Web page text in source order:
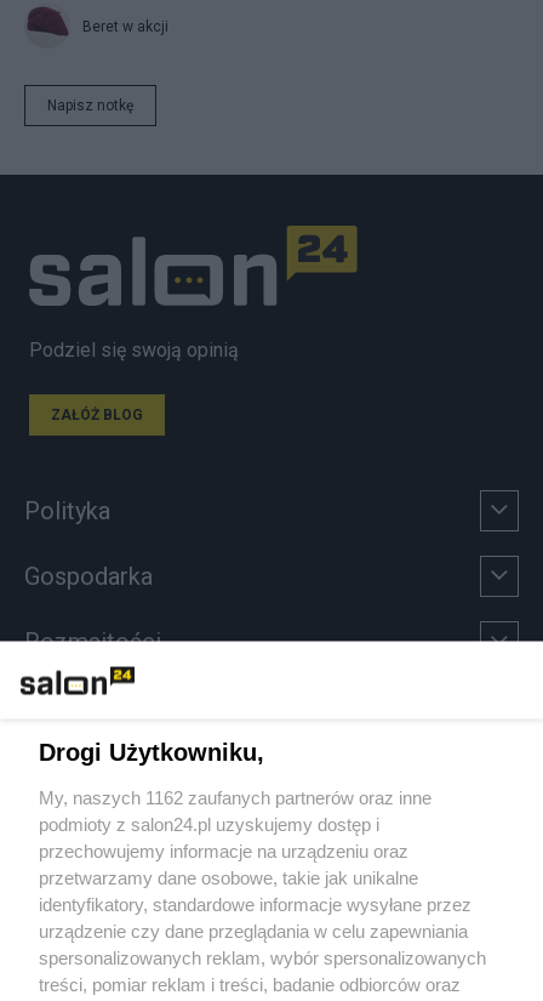
Beret w akcji
Napisz notkę
Podziel się swoją opinią
ZAŁÓŻ BLOG
Polityka
Gospodarka
Rozmaitości
Sport
Społeczeństwo
Kultura
Drogi Użytkowniku,
My, naszych 1162 zaufanych partnerów oraz inne
podmioty z salon24.pl uzyskujemy dostęp i
przechowujemy informacje na urządzeniu oraz
przetwarzamy dane osobowe, takie jak unikalne
identyfikatory, standardowe informacje wysyłane przez
urządzenie czy dane przeglądania w celu zapewniania
spersonalizowanych reklam, wybór spersonalizowanych
treści, pomiar reklam i treści, badanie odbiorców oraz